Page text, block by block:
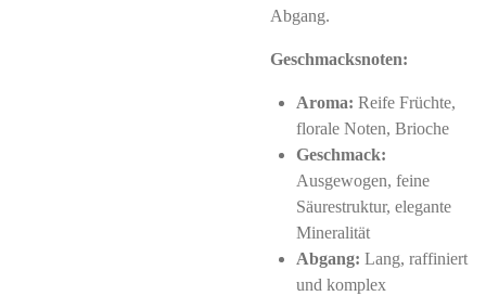
Abgang.
Geschmacksnoten:
Aroma: Reife Früchte,
florale Noten, Brioche
Geschmack:
Ausgewogen, feine
Säurestruktur, elegante
Mineralität
Abgang: Lang, raffiniert
und komplex